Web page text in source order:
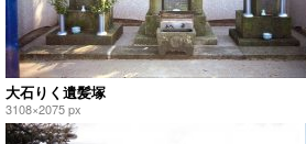
大石りく遺髪塚
3108×2075 px